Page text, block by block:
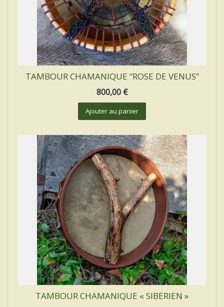
TAMBOUR CHAMANIQUE “ROSE DE VENUS”
800,00 €
Ajouter au panier
TAMBOUR CHAMANIQUE « SIBERIEN »